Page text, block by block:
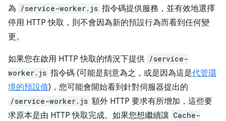
為 /service-worker.js 指令碼提供服務，並有效地選擇
停用 HTTP 快取，則不會因為新的預設行為而看到任何變
更。
如果您在啟用 HTTP 快取的情況下提供 /service-
worker.js 指令碼 (可能是刻意為之，或是因為這是代管環
境的預設值)，您可能會開始看到針對伺服器提出的
/service-worker.js 額外 HTTP 要求有所增加，這些要
求原本是由 HTTP 快取完成。如果您想繼續讓 Cache-